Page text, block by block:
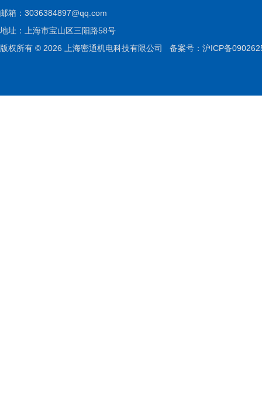
邮箱： 3036384897@qq.com
地址：上海市宝山区三阳路58号
版权所有 © 2026 上海密通机电科技有限公司 备案号：沪ICP备